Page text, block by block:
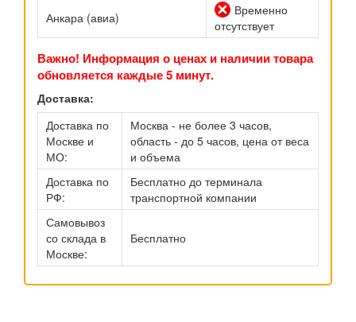
Анкара (авиа)
Временно
отсутствует
Важно! Информация о ценах и наличии товара
обновляется каждые 5 минут.
Доставка:
Доставка по
Москве и
МО:
Москва - не более 3 часов,
область - до 5 часов, цена от веса
и объема
Доставка по
РФ:
Бесплатно до терминала
транспортной компании
Самовывоз
со склада в
Москве:
Бесплатно